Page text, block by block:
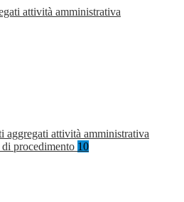
attività amministrativa
aggregati attività amministrativa
procedimento 10